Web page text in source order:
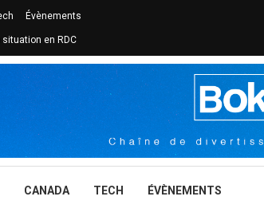
Évènements
en RDC
CANADA TECH ÉVÈNEMENTS